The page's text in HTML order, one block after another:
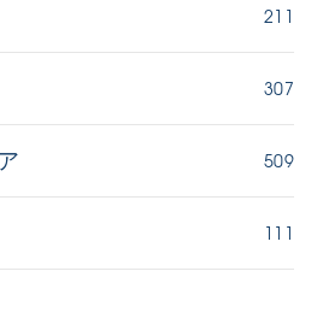
211
307
509
111